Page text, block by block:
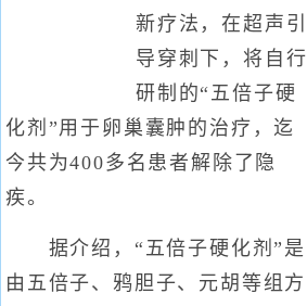
新疗法，在超声引
导穿刺下，将自行
研制的“五倍子硬
化剂”用于卵巢囊肿的治疗，迄
今共为400多名患者解除了隐
疾。
据介绍，“五倍子硬化剂”是
由五倍子、鸦胆子、元胡等组方